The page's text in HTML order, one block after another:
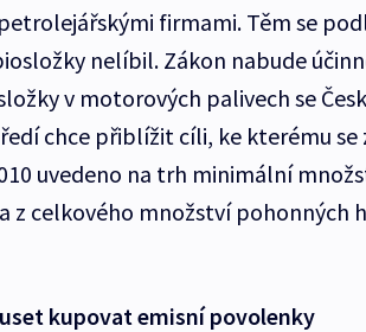
firmami. Těm se
nelíbil. Zákon nabude
v motorových palivech se
chce přiblížit cíli, ke kterému se
uvedeno na trh minimální
z celkového množství pohonných
kupovat emisní povolenky